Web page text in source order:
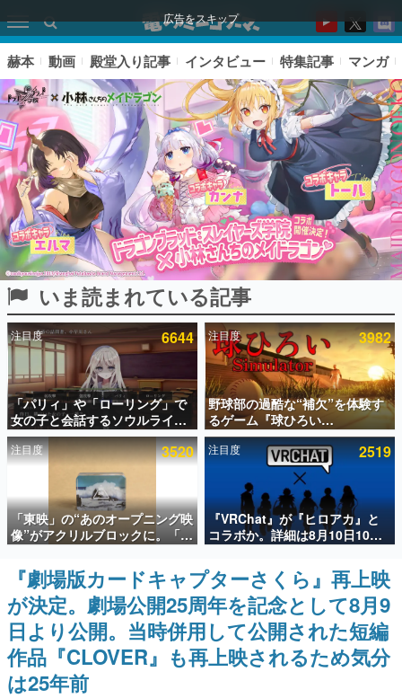
広告をスキップ
ピックアップ
電ファミのいま読まれている記事ランキング
アプリセール情報
インタビュー
連載・特集一覧
殿堂入り記事
SNS拡散数が数千以上！ ページビュー数万以上！ などな
ど。多くの人々に読まれた、電ファミ渾身の“殿堂入り”記
事をまとめました。
ゲームの企画書
名作ゲームクリエイターの方々に製作時のエピソードをお
聞きし、ヒットする企画（ゲーム）とは何か？を探ってい
きます。
赫本
この物語を解いてはいけない。『赫本』は、〈試験問題〉
赫本 動画 殿堂入り記事 インタビュー 特集記事 マンガ
いま読まれている記事
注目度 6644
「パリィ」や「ローリング」で
女の子と会話するソウルライク
恋愛ゲーム『小早川さんはソウ
ルライク』無料公開。返事に失
敗すると「YOU DIED」
注目度 3982
野球部の過酷な“補欠”を体験す
るゲーム『球ひろい
Simulator』が「1件」のウィッ
シュリストをもとにチェコ語に
対応しSNSで話題に。『キング
ダム・カム』開発元やチェコの
プロ野球選手から称賛の声
注目度 3520
「東映」の“あのオープニング映
像”がアクリルブロックに。「東
映ヒストリカル グッズコレクシ
ョン」が8月下旬より発売
注目度 2519
『VRChat』が『ヒロアカ』と
コラボか。詳細は8月10日10時
より「Anique | アニーク」公式
Xにて公開
『劇場版カードキャプターさくら』再上映
が決定。劇場公開25周年を記念として8月9
日より公開。当時併用して公開された短編
作品『CLOVER』も再上映されるため気分
は25年前